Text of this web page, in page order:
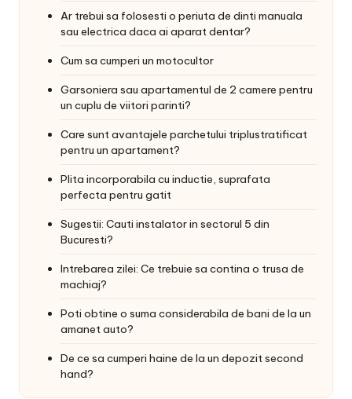
Ar trebui sa folosesti o periuta de dinti manuala
sau electrica daca ai aparat dentar?
Cum sa cumperi un motocultor
Garsoniera sau apartamentul de 2 camere pentru
un cuplu de viitori parinti?
Care sunt avantajele parchetului triplustratificat
pentru un apartament?
Plita incorporabila cu inductie, suprafata
perfecta pentru gatit
Sugestii: Cauti instalator in sectorul 5 din
Bucuresti?
Intrebarea zilei: Ce trebuie sa contina o trusa de
machiaj?
Poti obtine o suma considerabila de bani de la un
amanet auto?
De ce sa cumperi haine de la un depozit second
hand?